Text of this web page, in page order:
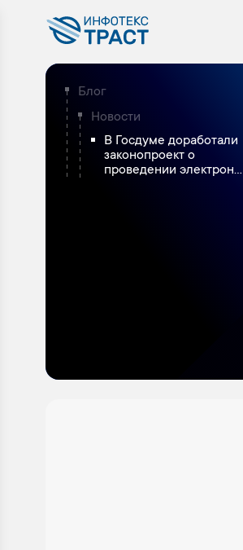
Блог
Новости
В Госдуме доработали
законопроект о
проведении электрон...